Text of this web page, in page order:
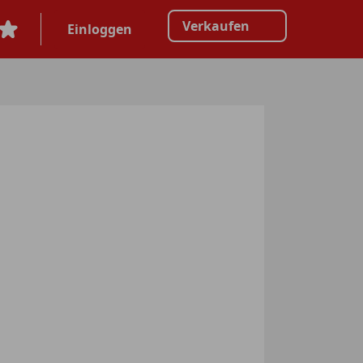
Einloggen Verkaufen